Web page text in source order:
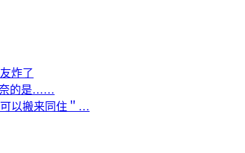
炸了
奈的是……
以搬来同住＂…